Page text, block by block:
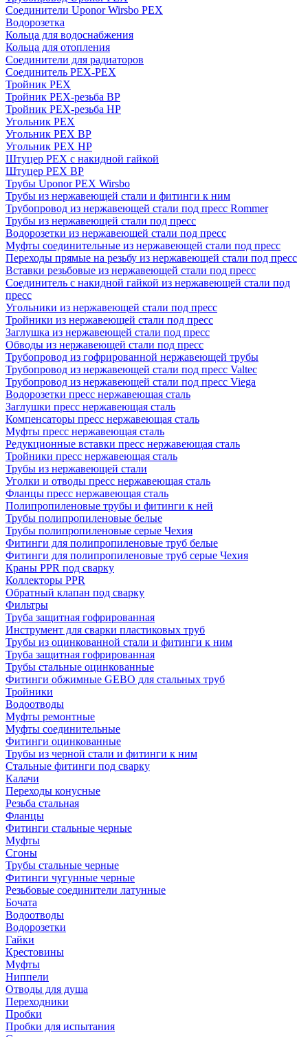
Соединители Uponor Wirsbo PEX
Водорозетка
Кольца для водоснабжения
Кольца для отопления
Соединители для радиаторов
Соединитель PEX-PEX
Тройник PEX
Тройник PEX-резьба ВР
Тройник PEX-резьба НР
Угольник PEX
Угольник PEX ВР
Угольник PEX НР
Штуцер PEX c накидной гайкой
Штуцер PEX ВР
Трубы Uponor PEX Wirsbo
Трубы из нержавеющей стали и фитинги к ним
Трубопровод из нержавеющей стали под пресс Rommer
Трубы из нержавеющей стали под пресс
Водорозетки из нержавеющей стали под пресс
Муфты соединительные из нержавеющей стали под пресс
Переходы прямые на резьбу из нержавеющей стали под пресс
Вставки резьбовые из нержавеющей стали под пресс
Соединитель с накидной гайкой из нержавеющей стали под
пресс
Угольники из нержавеющей стали под пресс
Тройники из нержавеющей стали под пресс
Заглушка из нержавеющей стали под пресс
Обводы из нержавеющей стали под пресс
Трубопровод из гофрированной нержавеющей трубы
Трубопровод из нержавеющей стали под пресс Valtec
Трубопровод из нержавеющей стали под пресс Viega
Водорозетки пресс нержавеющая сталь
Заглушки пресс нержавеющая сталь
Компенсаторы пресс нержавеющая сталь
Муфты пресс нержавеющая сталь
Редукционные вставки пресс нержавеющая сталь
Тройники пресс нержавеющая сталь
Трубы из нержавеющей стали
Уголки и отводы пресс нержавеющая сталь
Фланцы пресс нержавеющая сталь
Полипропиленовые трубы и фитинги к ней
Трубы полипропиленовые белые
Трубы полипропиленовые серые Чехия
Фитинги для полипропиленовые труб белые
Фитинги для полипропиленовые труб серые Чехия
Краны PPR под сварку
Коллекторы PPR
Обратный клапан под сварку
Фильтры
Труба защитная гофрированная
Инструмент для сварки пластиковых труб
Трубы из оцинкованной стали и фитинги к ним
Труба защитная гофрированная
Трубы стальные оцинкованные
Фитинги обжимные GEBO для стальных труб
Тройники
Водоотводы
Муфты ремонтные
Муфты соединительные
Фитинги оцинкованные
Трубы из черной стали и фитинги к ним
Стальные фитинги под сварку
Калачи
Переходы конусные
Резьба стальная
Фланцы
Фитинги стальные черные
Муфты
Сгоны
Трубы стальные черные
Фитинги чугунные черные
Резьбовые соединители латунные
Бочата
Водоотводы
Водорозетки
Гайки
Крестовины
Муфты
Ниппели
Отводы для душа
Переходники
Пробки
Пробки для испытания